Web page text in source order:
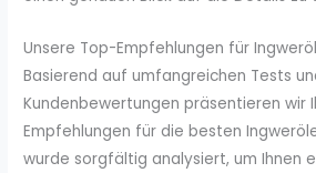
Unsere Top-Empfehlungen für
Basierend auf umfangreichen Tests
Kundenbewertungen präsentieren wir
Empfehlungen für die besten
wurde sorgfältig analysiert, um Ihnen